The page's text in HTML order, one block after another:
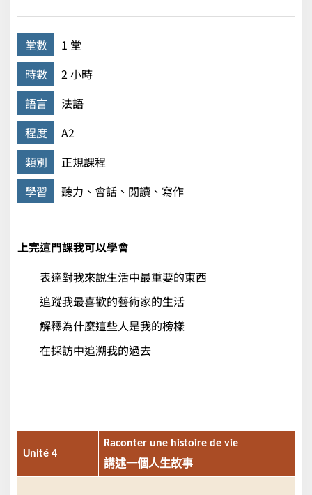
堂數
1 堂
時數
2 小時
語言
法語
程度
A2
類別
正規課程
學習
聽力、會話、閱讀、寫作
上完這門課我可以學會
表達對我來說生活中最重要的東西
追蹤我最喜歡的藝術家的生活
解釋為什麼這些人是我的榜樣
在採訪中追溯我的過去
Unité 4
Raconter une histoire de vie
講述一個人生故事